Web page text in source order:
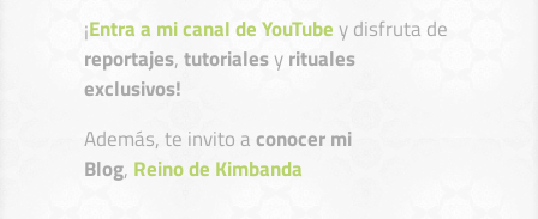
¡Entra a mi canal de YouTubey disfruta de
reportajes,tutorialesyrituales
exclusivos!
Además, te invito aconocer mi
Blog, Reino de Kimbanda